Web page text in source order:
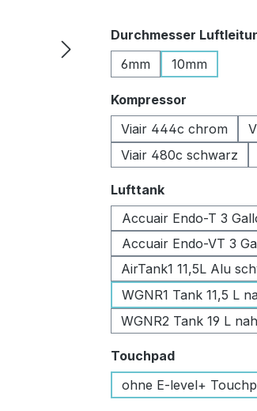
Durchmesser
6mm
10mm
Kompressor
Viair 444c chrom
Viair 480c schwarz
Lufttankauswählen
Accuair Endo-T 3
Accuair Endo-VT 3
AirTank1 11,5L Alu
WGNR1 Tank 11,5 L
WGNR2 Tank 19 L
Touchpadauswählen
ohne E-level+